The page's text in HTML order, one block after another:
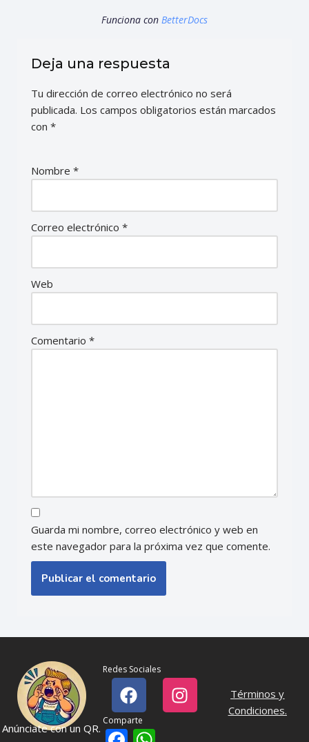
Funciona con BetterDocs
Deja una respuesta
Tu dirección de correo electrónico no será
publicada. Los campos obligatorios están marcados
con *
Nombre *
Correo electrónico *
Web
Comentario *
Guarda mi nombre, correo electrónico y web en
este navegador para la próxima vez que comente.
Anúnciate con un QR.
Redes Sociales
Comparte
Términos y
Condiciones.